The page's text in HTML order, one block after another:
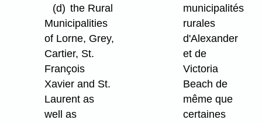
(d) the Rural
Municipalities
of Lorne, Grey,
Cartier, St.
François
Xavier and St.
Laurent as
well as
municipalités
rurales
d'Alexander
et de
Victoria
Beach de
même que
certaines